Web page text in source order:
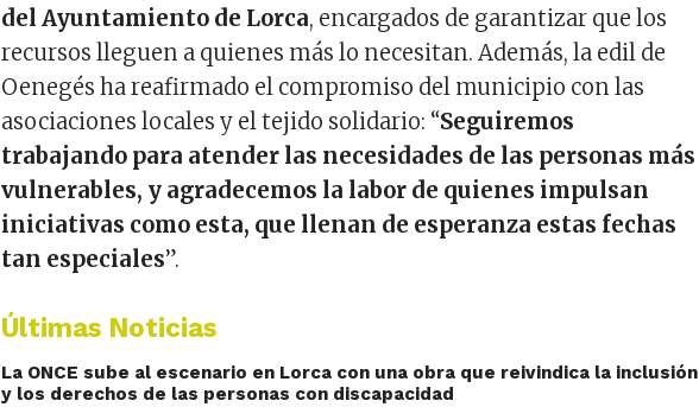
del Ayuntamiento de Lorca, encargados de garantizar que los
recursos lleguen a quienes más lo necesitan. Además, la edil de
Oenegés ha reafirmado el compromiso del municipio con las
asociaciones locales y el tejido solidario: “Seguiremos
trabajando para atender las necesidades de las personas más
vulnerables, y agradecemos la labor de quienes impulsan
iniciativas como esta, que llenan de esperanza estas fechas
tan especiales”.
Últimas Noticias
La ONCE sube al escenario en Lorca con una obra que reivindica la inclusión
y los derechos de las personas con discapacidad